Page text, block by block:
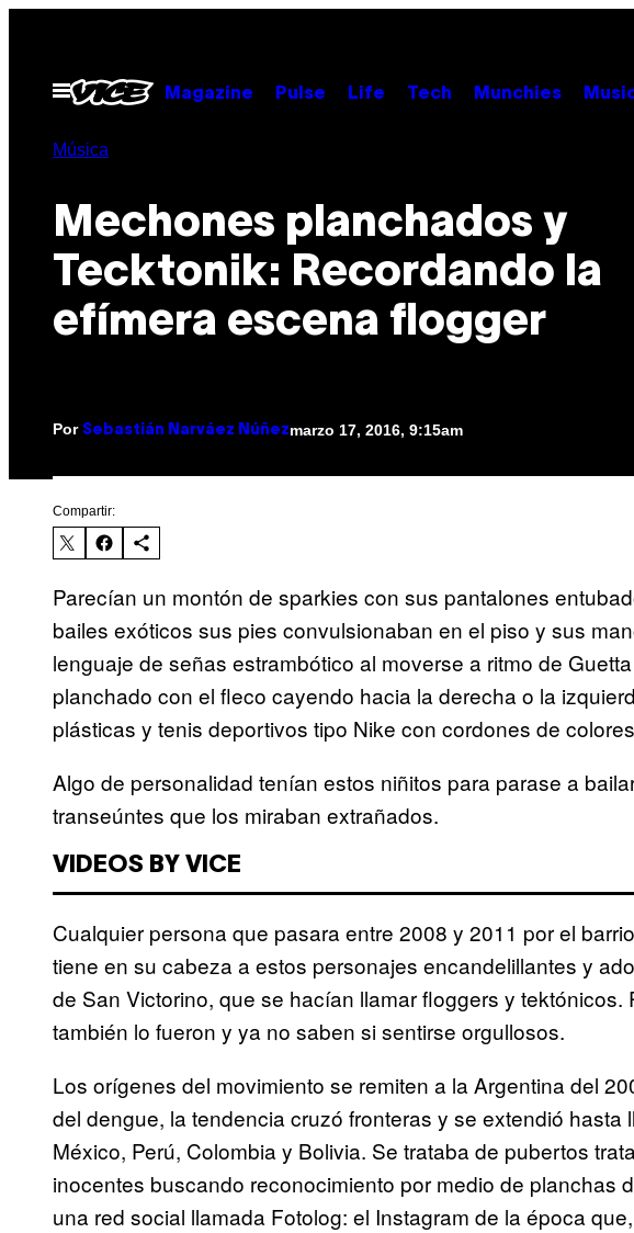
contenido
Abrir
Menú
Magazine Pulse Life Tech Munchies
Música
Mechones planchados y
Tecktonik: Recordando la
efímera escena flogger
Por Sebastián Narváez Núñezmarzo 17, 2016, 9:15am
Compartir:
Parecían un montón de sparkies con sus pantalones
bailes exóticos sus pies convulsionaban en el piso y sus
lenguaje de señas estrambótico al moverse a ritmo de
planchado con el fleco cayendo hacia la derecha o la
plásticas y tenis deportivos tipo Nike con cordones de
Algo de personalidad tenían estos niñitos para parase a
transeúntes que los miraban extrañados.
VIDEOS BY VICE
Cualquier persona que pasara entre 2008 y 2011 por el
tiene en su cabeza a estos personajes encandelillantes y
de San Victorino, que se hacían llamar floggers y tektónicos.
también lo fueron y ya no saben si sentirse orgullosos.
Los orígenes del movimiento se remiten a la Argentina del
del dengue, la tendencia cruzó fronteras y se extendió hasta
México, Perú, Colombia y Bolivia. Se trataba de pubertos
inocentes buscando reconocimiento por medio de planchas
una red social llamada Fotolog: el Instagram de la época